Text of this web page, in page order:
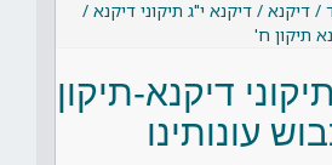
דיקנא / דיקנא י"ג תיקוני דיקנא /
תיקון ח'
דיקנא-תיקון
עונותינו